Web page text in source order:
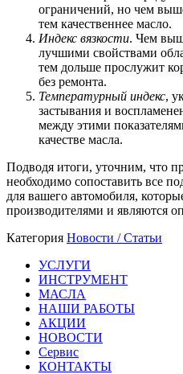
ограничений, но чем
тем качественнее масло.
Индекс вязкости. Чем
лучшими свойствами
тем дольше прослужит
без ремонта.
Температурный индекс,
застывания и
между этими
качестве масла.
Подводя итоги, уточним, что
необходимо сопоставить все
для вашего автомобиля,
производителями и являются
Категория Новости / Статьи
УСЛУГИ
ИНСТРУМЕНТ
МАСЛА
НАШИ РАБОТЫ
АКЦИИ
НОВОСТИ
Сервис
КОНТАКТЫ